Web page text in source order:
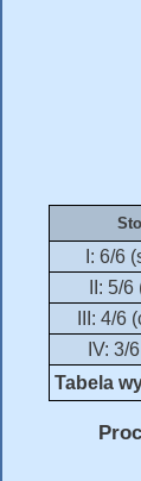
I: 6/6
II: 5/
III: 4/6
IV: 3/
Tabela